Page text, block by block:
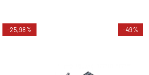
-25,98% -49%